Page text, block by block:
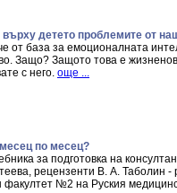
детето проблемите от
от база за емоционалната
Защо? Защото това е
с него. още ...
по месец?
за подготовка на
рецензенти В. А. Таболин -
факултет №2 на Руския